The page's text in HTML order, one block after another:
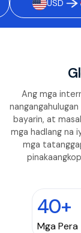
USD
Ang mga
bayarin, at
mga hadlang na
mga
40+
Mga Pera